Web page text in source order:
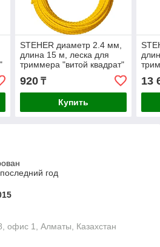
STEHER диаметр 2.4 мм,
длина 15 м, леска для
триммера "витой квадрат"
920₸
Купить
13
год
офис 1, Алматы, Казахстан